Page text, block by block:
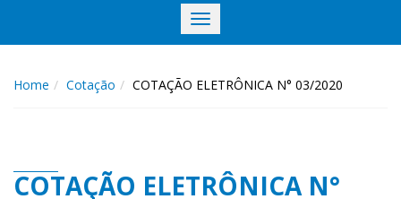
Toggle
navigation
Home Cotação COTAÇÃO ELETRÔNICA N° 03/2020
COTAÇÃO ELETRÔNICA N°